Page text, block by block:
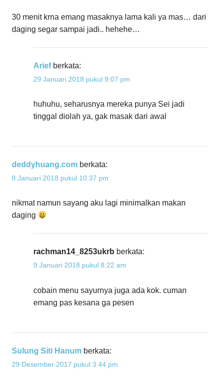
30 menit krna emang masaknya lama kali ya mas… dari
daging segar sampai jadi.. hehehe…
Arief berkata:
29 Januari 2018 pukul 9:07 pm
huhuhu, seharusnya mereka punya Sei jadi
tinggal diolah ya, gak masak dari awal
deddyhuang.com berkata:
8 Januari 2018 pukul 10:37 pm
nikmat namun sayang aku lagi minimalkan makan
daging
rachman14_8253ukrb berkata:
9 Januari 2018 pukul 8:22 am
cobain menu sayurnya juga ada kok. cuman
emang pas kesana ga pesen
Sulung Siti Hanum berkata:
29 Desember 2017 pukul 3:44 pm